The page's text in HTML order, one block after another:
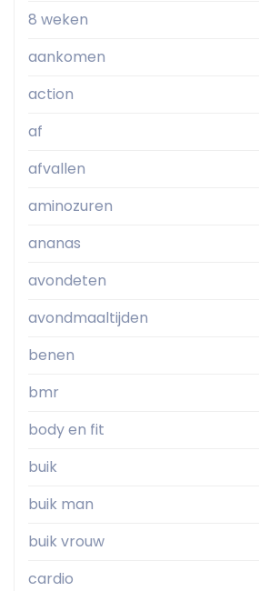
8 weken
aankomen
action
af
afvallen
aminozuren
ananas
avondeten
avondmaaltijden
benen
bmr
body en fit
buik
buik man
buik vrouw
cardio